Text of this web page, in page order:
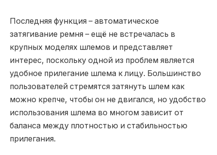
Последняя функция – автоматическое
затягивание ремня – ещё не встречалась в
крупных моделях шлемов и представляет
интерес, поскольку одной из проблем является
удобное прилегание шлема к лицу. Большинство
пользователей стремятся затянуть шлем как
можно крепче, чтобы он не двигался, но удобство
использования шлема во многом зависит от
баланса между плотностью и стабильностью
прилегания.